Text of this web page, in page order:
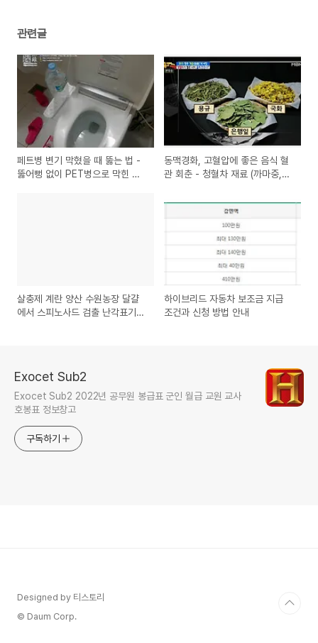
관련글
페트병 변기 막혔을 때 뚫는 법 -
뚫어뻥 없이 PET병으로 막힌 변
동맥경화, 고혈압에 좋은 음식 혈
관 회춘 - 청혈차 재료 (까마중,은
살충제 계란 양산 수원농장 달걀
에서 스피노사드 검출 난각표기
하이브리드 자동차 보조금 지급
조건과 신청 방법 안내
Exocet Sub2
Exocet Sub2 2022년 공무원 봉급표 군인 월급 교원 교사
호봉표 정보창고
구독하기
Designed by 티스토리
© Daum Corp.